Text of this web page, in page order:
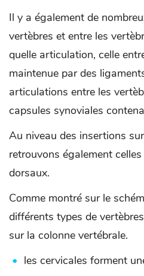
Il y a également de
vertèbres et entre les
quelle articulation, celle
maintenue par des
articulations entre les
capsules synoviales
Au niveau des insertions
retrouvons également
dorsaux.
Comme montré sur le
différents types de
sur la colonne vertébrale.
les cervicales forment